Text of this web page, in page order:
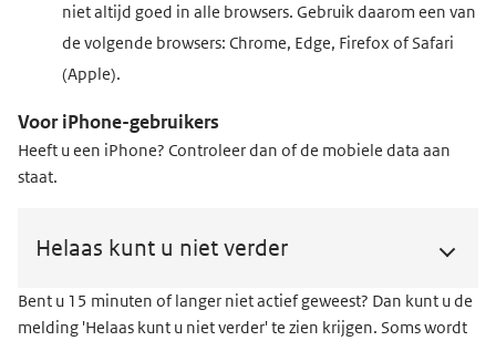
niet altijd goed in alle browsers. Gebruik daarom een van
de volgende browsers: Chrome, Edge, Firefox of Safari
(Apple).
Voor iPhone-gebruikers
Heeft u een iPhone? Controleer dan of de mobiele data aan
staat.
Helaas kunt u niet verder
Bent u 15 minuten of langer niet actief geweest? Dan kunt u de
melding 'Helaas kunt u niet verder' te zien krijgen. Soms wordt